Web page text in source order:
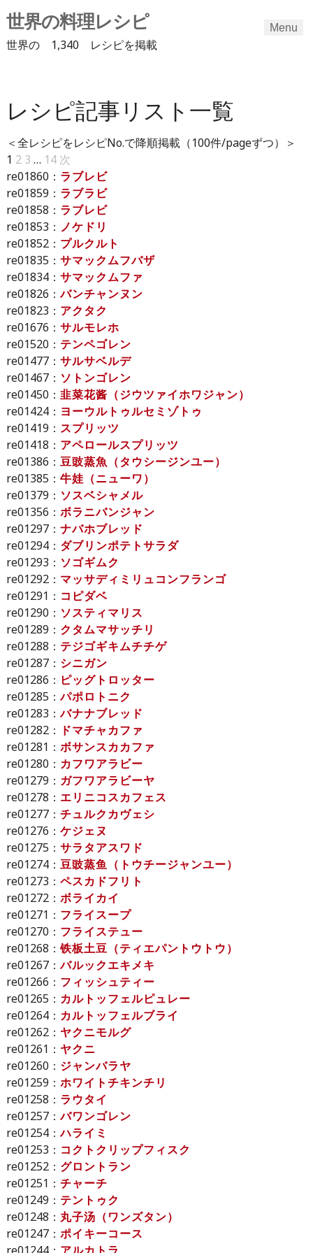
世界の料理レシピ
世界の 1,340 レシピを掲載
Menu
content
レシピ記事リスト一覧
＜全レシピをレシピNo.で降順掲載（100件/pageずつ）＞
1 2 3 … 14 次
re01860： ラブレビ
re01859： ラブラビ
re01858： ラブレビ
re01853： ノケドリ
re01852： プルクルト
re01835： サマックムフバザ
re01834： サマックムファ
re01826：バンチャンヌン
re01823： アクタク
re01676： サルモレホ
re01520： テンペゴレン
re01477： サルサベルデ
re01467： ソトンゴレン
re01450： 韭菜花酱（ジウツァイホワジャン）
re01424： ヨーウルトゥルセミゾトゥ
re01419： スプリッツ
re01418： アペロールスプリッツ
re01386： 豆豉蒸魚（タウシージンユー）
re01385： 牛娃（ニューワ）
re01379： ソスベシャメル
re01356： ボラニバンジャン
re01297： ナバホブレッド
re01294： ダブリンポテトサラダ
re01293： ソゴギムク
re01292： マッサディミリュコンフランゴ
re01291： コピダベ
re01290： ソスティマリス
re01289： クタムマサッチリ
re01288： テジゴギキムチチゲ
re01287： シニガン
re01286： ピッグトロッター
re01285：パポロトニク
re01283：バナナブレッド
re01282： ドマチャカファ
re01281： ボサンスカカファ
re01280： カフワアラビー
re01279： ガフワアラビーヤ
re01278： エリニコスカフェス
re01277： チュルクカヴェシ
re01276： ケジェヌ
re01275： サラタアスワド
re01274： 豆豉蒸鱼（トウチージャンユー）
re01273： ペスカドフリト
re01272： ボライカイ
re01271： フライスープ
re01270： フライステュー
re01268： 铁板土豆（ティエパントウトウ）
re01267：バルックエキメキ
re01266： フィッシュティー
re01265： カルトッフェルピュレー
re01264： カルトッフェルブライ
re01262： ヤクニモルグ
re01261： ヤクニ
re01260： ジャンバラヤ
re01259： ホワイトチキンチリ
re01258： ラウタイ
re01257：バワンゴレン
re01254：ハライミ
re01253： コクトクリップフィスク
re01252： グロントラン
re01251： チャーチ
re01249： テントゥク
re01248： 丸子汤（ワンズタン）
re01247： ポイキーコース